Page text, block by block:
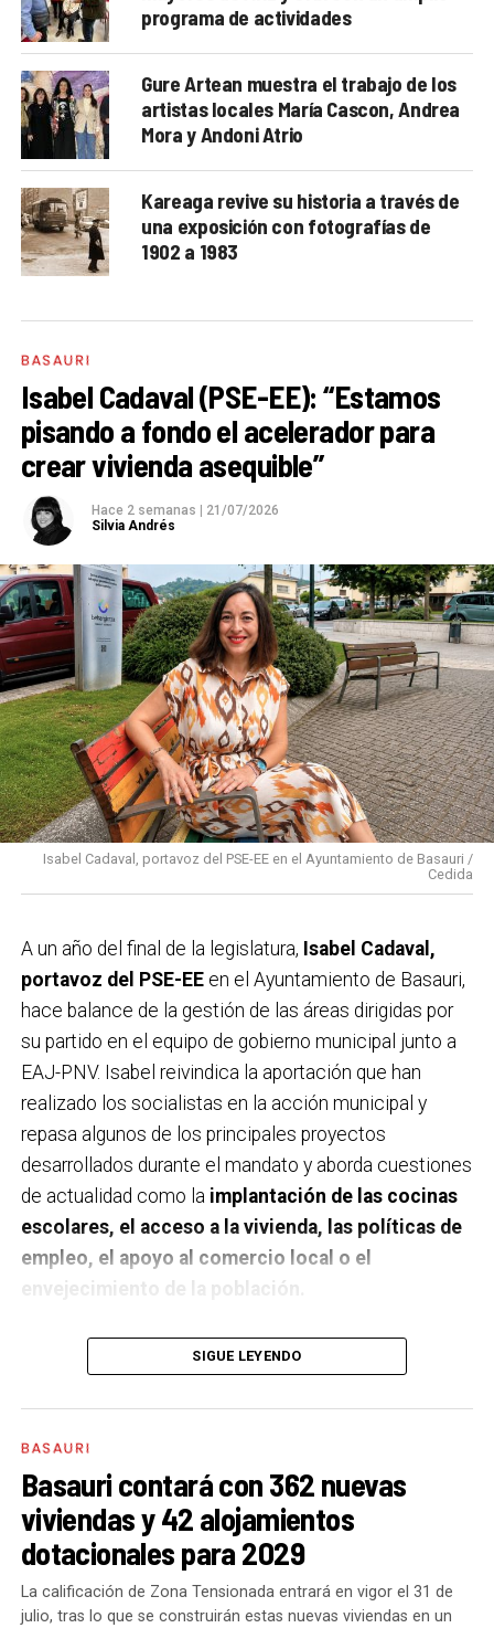
programa de actividades
Gure Artean muestra el trabajo de los
artistas locales María Cascon, Andrea
Mora y Andoni Atrio
Kareaga revive su historia a través de
una exposición con fotografías de
1902 a 1983
BASAURI
Isabel Cadaval (PSE-EE): “Estamos
pisando a fondo el acelerador para
crear vivienda asequible”
Hace 2 semanas | 21/07/2026
Silvia Andrés
Isabel Cadaval, portavoz del PSE-EE en el Ayuntamiento de Basauri /
Cedida
A un año del final de la legislatura, Isabel Cadaval,
portavoz del PSE-EEen el Ayuntamiento de Basauri,
hace balance de la gestión de las áreas dirigidas por
su partido en el equipo de gobierno municipal junto a
EAJ-PNV. Isabel reivindica la aportación que han
realizado los socialistas en la acción municipal y
repasa algunos de los principales proyectos
desarrollados durante el mandato y aborda cuestiones
de actualidad como la implantación de las cocinas
escolares, el acceso a la vivienda, las políticas de
empleo, el apoyo al comercio local o el
envejecimiento de la población.
A un año de acabar la legislatura, ¿qué balance
haces de la gestión del PSE en tus áreas dentro
del equipo de gobierno y qué proyectos
los gobiernos sirve para transformar y mejorar la vida
de las personas y, por eso, tan importante como la
gestión en las áreas de nuestra responsabilidad es la
impronta que marcamos en cuáles son las prioridades
del equipo de gobierno.
SIGUE LEYENDO
BASAURI
Basauri contará con 362 nuevas
viviendas y 42 alojamientos
dotacionales para 2029
La calificación de Zona Tensionada entrará en vigor el 31 de
julio, tras lo que se construirán estas nuevas viviendas en un